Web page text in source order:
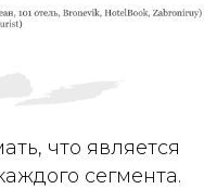
что является
сегмента.